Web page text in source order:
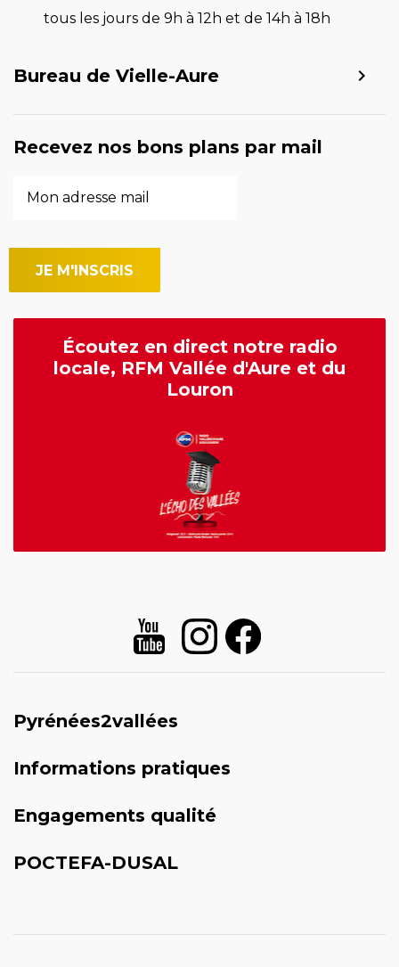
tous les jours de 9h à 12h et de 14h à 18h
Bureau de Vielle-Aure
Recevez nos bons plans par mail
Écoutez en direct notre radio
locale, RFM Vallée d'Aure et du
Louron
Pyrénées2vallées
Informations pratiques
Engagements qualité
POCTEFA-DUSAL